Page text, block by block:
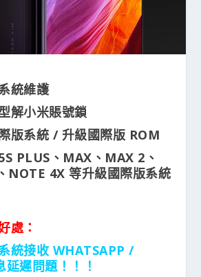
統維護
解小米賬號鎖
版系統 / 升級國際版 ROM
PLUS、MAX、MAX 2、
、NOTE 4X 等升級國際版系統
處：
統接收 WHATSAPP /
遲問題！！！